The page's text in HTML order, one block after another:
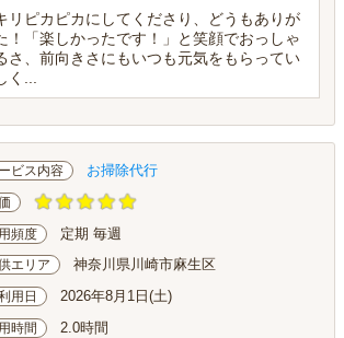
リピカピカにしてくださり、どうもありが
！「楽しかったです！」と笑顔でおっしゃ
さ、前向きさにもいつも元気をもらってい
...
ビス内容 お掃除代行
頻度 定期 毎週
エリア 神奈川県川崎市麻生区
用日 2026年8月1日(土)
時間 2.0時間